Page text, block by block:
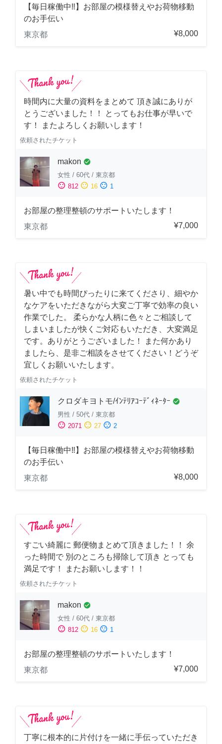
【毎日稼働中‼︎】お部屋の模様替えやお荷物移動
のお手伝い
東京都
¥8,000
時間内に大量の資料をまとめて 頂き誠にありが
とうございました！！ とってもお仕事が早いで
す！ またよろしくお願いします！
依頼されたチケット
makon check_circle
女性 / 60代 / 東京都
sentiment_satisfied 812 sentiment_neutral 16 sentiment_dissatisfied 1
お部屋の整理整頓のサポートいたします！
東京都
¥7,000
暑い中でも時間ぴったりに来てくださり、細やか
なケアをいただきながら大変ご丁寧で効率の良い
作業でした。 柔らかな人柄に色々とご相談して
しまいましたが快くご対応もいただき、大変満足
です。ありがとうございました！ また何かあり
ましたら、是非ご相談をさせてください！どうぞ
宜しくお願いいたします。
依頼されたチケット
クロダキヨトモ/ｲﾝﾃﾘｱｺｰﾃﾞｨﾈｰﾀｰ check_circle
男性 / 50代 / 東京都
sentiment_satisfied 2071 sentiment_neutral 27 sentiment_dissatisfied 2
【毎日稼働中‼︎】お部屋の模様替えやお荷物移動
のお手伝い
東京都
¥8,000
すごい綺麗に 郵便物まとめて頂きました！！ 余
った時間で 別のところも掃除して頂き とっても
満足です！ またお願いします！！
依頼されたチケット
makon check_circle
女性 / 60代 / 東京都
sentiment_satisfied 812 sentiment_neutral 16 sentiment_dissatisfied 1
お部屋の整理整頓のサポートいたします！
東京都
¥7,000
丁寧に根本的に片付けを一緒に手伝っていただき